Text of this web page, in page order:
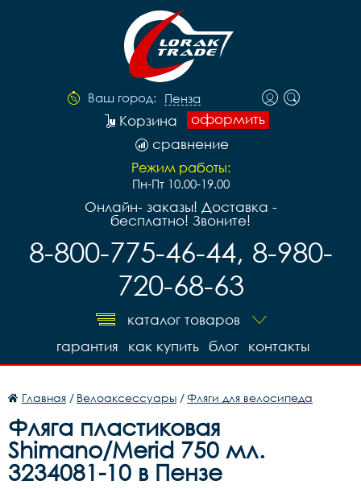
Ваш город: Пенза
оформить
Корзина
сравнение
Режим работы:
Пн-Пт 10.00-19.00
Онлайн- заказы! Доставка -
бесплатно! Звоните!
8-800-775-46-44, 8-980-
720-68-63
каталог товаров
контакты
блог
как купить
гарантия
Главная / Велоаксессуары /Фляги для велосипеда
Фляга пластиковая
Shimano/Merid 750 мл.
3234081-10 в Пензе